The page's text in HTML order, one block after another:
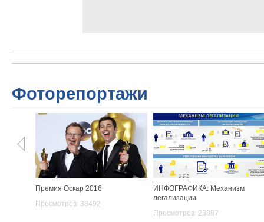
Фоторепортажи
Премия Оскар 2016
Просмотров: 38492
ИНФОГРАФИКА: Механизм
легализации
Просмотров: 23887